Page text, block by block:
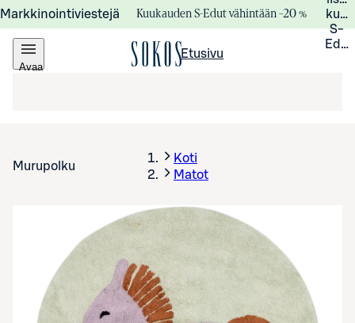
Markkinointiviestejä Kuukauden S-Edut vähintään –20 %
S-
Avaa
Etusivu
Murupolku
Koti
Matot